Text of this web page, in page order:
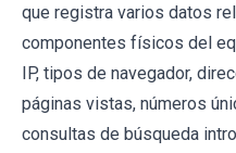
que registra varios datos
componentes físicos del
IP, tipos de navegador,
páginas vistas, números
consultas de búsqueda